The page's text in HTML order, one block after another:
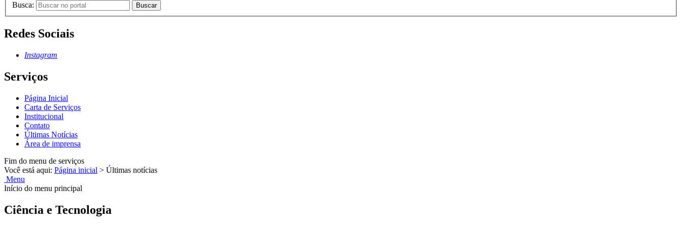
Busca: Buscar
Redes Sociais
Instagram
Serviços
Página Inicial
Carta de Serviços
Institucional
Contato
Últimas Notícias
Área de imprensa
Fim do menu de serviços
Você está aqui: Página inicial > Últimas notícias
Menu
Início do menu principal
Ciência e Tecnologia